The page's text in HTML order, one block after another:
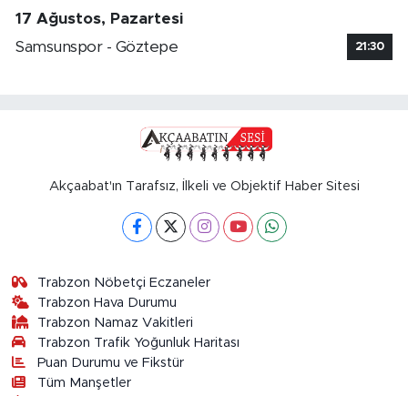
17 Ağustos, Pazartesi
Samsunspor - Göztepe
21:30
Akçaabat'ın Tarafsız, İlkeli ve Objektif Haber Sitesi
Trabzon Nöbetçi Eczaneler
Trabzon Hava Durumu
Trabzon Namaz Vakitleri
Trabzon Trafik Yoğunluk Haritası
Puan Durumu ve Fikstür
Tüm Manşetler